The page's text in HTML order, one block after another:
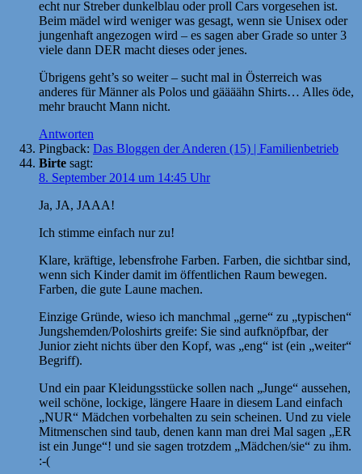
echt nur Streber dunkelblau oder proll Cars vorgesehen ist.
Beim mädel wird weniger was gesagt, wenn sie Unisex oder
jungenhaft angezogen wird – es sagen aber Grade so unter 3
viele dann DER macht dieses oder jenes.
Übrigens geht’s so weiter – sucht mal in Österreich was
anderes für Männer als Polos und gäääähn Shirts… Alles öde,
mehr braucht Mann nicht.
Antworten
Pingback: Das Bloggen der Anderen (15) | Familienbetrieb
Birte sagt:
8. September 2014 um 14:45 Uhr
Ja, JA, JAAA!
Ich stimme einfach nur zu!
Klare, kräftige, lebensfrohe Farben. Farben, die sichtbar sind,
wenn sich Kinder damit im öffentlichen Raum bewegen.
Farben, die gute Laune machen.
Einzige Gründe, wieso ich manchmal „gerne“ zu „typischen“
Jungshemden/Poloshirts greife: Sie sind aufknöpfbar, der
Junior zieht nichts über den Kopf, was „eng“ ist (ein „weiter“
Begriff).
Und ein paar Kleidungsstücke sollen nach „Junge“ aussehen,
weil schöne, lockige, längere Haare in diesem Land einfach
„NUR“ Mädchen vorbehalten zu sein scheinen. Und zu viele
Mitmenschen sind taub, denen kann man drei Mal sagen „ER
ist ein Junge“! und sie sagen trotzdem „Mädchen/sie“ zu ihm.
:-(